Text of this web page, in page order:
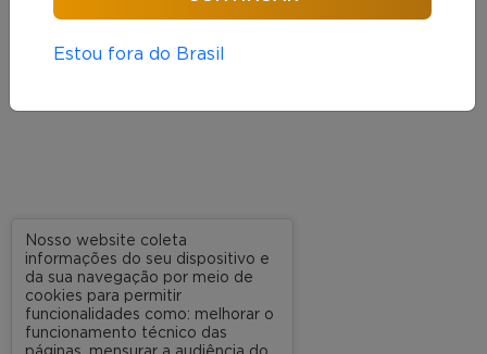
Estou fora do Brasil
Nosso website coleta
informações do seu dispositivo e
da sua navegação por meio de
cookies para permitir
funcionalidades como: melhorar o
funcionamento técnico das